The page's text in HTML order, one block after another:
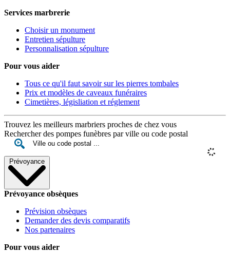
Services marbrerie
Choisir un monument
Entretien sépulture
Personnalisation sépulture
Pour vous aider
Tous ce qu'il faut savoir sur les pierres tombales
Prix et modèles de caveaux funéraires
Cimetières, législiation et réglement
Trouvez les meilleurs marbriers proches de chez vous
Rechercher des pompes funèbres par ville ou code postal
Prévoyance
Prévoyance obsèques
Prévision obsèques
Demander des devis comparatifs
Nos partenaires
Pour vous aider